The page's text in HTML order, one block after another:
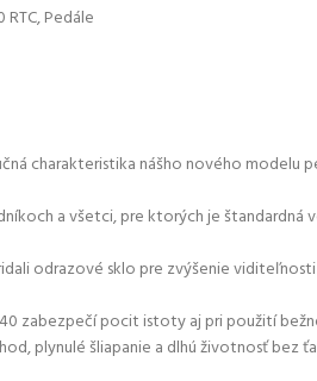
RTC,Pedále
charakteristika nášho nového modelu
a všetci, pre ktorých je
odrazové sklo pre zvýšenie
40 zabezpečí pocit istoty aj pri použití
plynulé šliapanie a dlhú životnosť bez